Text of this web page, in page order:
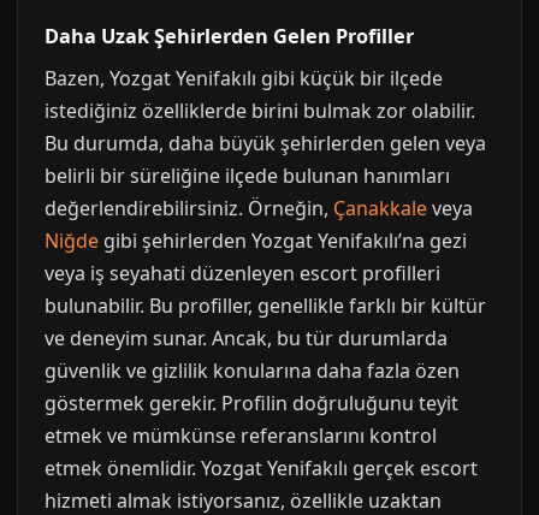
Daha Uzak Şehirlerden Gelen Profiller
Bazen, Yozgat Yenifakılı gibi küçük bir ilçede
istediğiniz özelliklerde birini bulmak zor olabilir.
Bu durumda, daha büyük şehirlerden gelen veya
belirli bir süreliğine ilçede bulunan hanımları
değerlendirebilirsiniz. Örneğin, Çanakkaleveya
Niğde gibi şehirlerden Yozgat Yenifakılı’na gezi
veya iş seyahati düzenleyen escort profilleri
bulunabilir. Bu profiller, genellikle farklı bir kültür
ve deneyim sunar. Ancak, bu tür durumlarda
güvenlik ve gizlilik konularına daha fazla özen
göstermek gerekir. Profilin doğruluğunu teyit
etmek ve mümkünse referanslarını kontrol
etmek önemlidir. Yozgat Yenifakılı gerçek escort
hizmeti almak istiyorsanız, özellikle uzaktan